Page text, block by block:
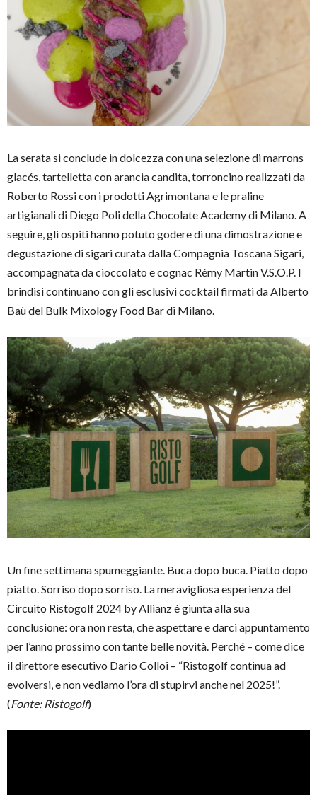
La serata si conclude in dolcezza con una selezione di marrons
glacés, tartelletta con arancia candita, torroncino realizzati da
Roberto Rossi con i prodotti Agrimontana e le praline
artigianali di Diego Poli della Chocolate Academy di Milano. A
seguire, gli ospiti hanno potuto godere di una dimostrazione e
degustazione di sigari curata dalla Compagnia Toscana Sigari,
accompagnata da cioccolato e cognac Rémy Martin V.S.O.P. I
brindisi continuano con gli esclusivi cocktail firmati da Alberto
Baù del Bulk Mixology Food Bar di Milano.
Un fine settimana spumeggiante. Buca dopo buca. Piatto dopo
piatto. Sorriso dopo sorriso. La meravigliosa esperienza del
Circuito Ristogolf 2024 by Allianz è giunta alla sua
conclusione: ora non resta, che aspettare e darci appuntamento
per l’anno prossimo con tante belle novità. Perché – come dice
il direttore esecutivo Dario Colloi – “Ristogolf continua ad
evolversi, e non vediamo l’ora di stupirvi anche nel 2025!”.
(Fonte: Ristogolf)